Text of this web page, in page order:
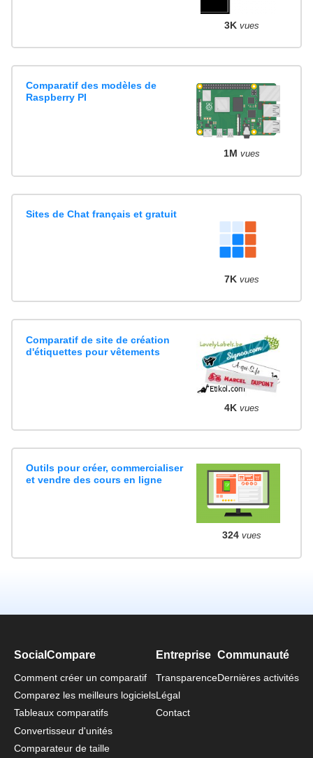
3K vues
Comparatif des modèles de
Raspberry PI
1M vues
Sites de Chat français et gratuit
7K vues
Comparatif de site de création
d'étiquettes pour vêtements
4K vues
Outils pour créer, commercialiser
et vendre des cours en ligne
324 vues
SocialCompare
Comment créer un comparatif
Comparez les meilleurs logiciels
Tableaux comparatifs
Convertisseur d'unités
Comparateur de taille
Entreprise
Transparence
Légal
Contact
Communauté
Dernières activités